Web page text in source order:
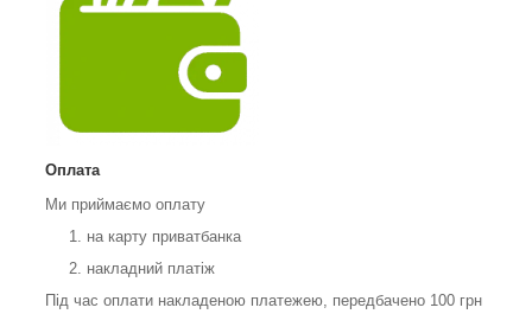
Оплата
Ми приймаємо оплату
на карту приватбанка
накладний платіж
Під час оплати накладеною платежею, передбачено 100 грн